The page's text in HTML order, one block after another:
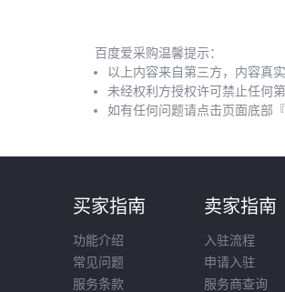
百度爱采购温馨提示：
以上内容来自第三方，内容真
未经权利方授权许可禁止任何
如有任何问题请点击页面底部
买家指南
功能介绍
常见问题
服务条款
卖家指南
入驻流程
申请入驻
服务商查询